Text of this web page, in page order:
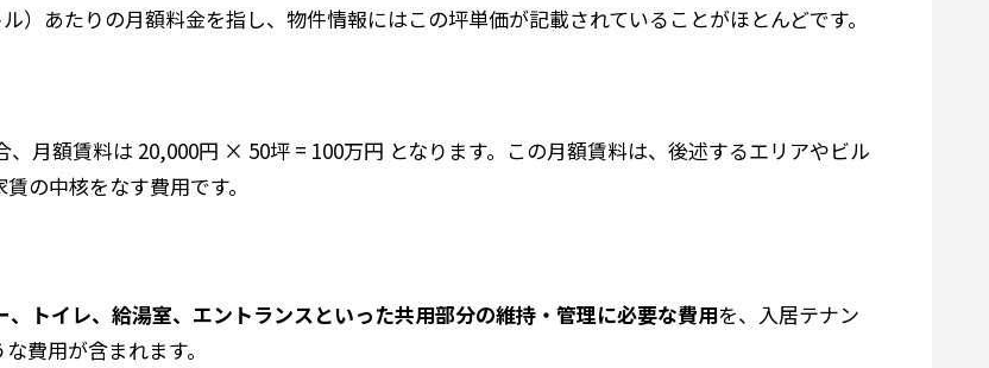
）あたりの月額料金を指し、物件情報にはこの坪単価が記載されていることがほとんどです。
月額賃料は 20,000円 × 50坪 = 100万円 となります。この月額賃料は、後述するエリアやビル
の中核をなす費用です。
、トイレ、給湯室、エントランスといった共用部分の維持・管理に必要な費用を、入居テナン
費用が含まれます。